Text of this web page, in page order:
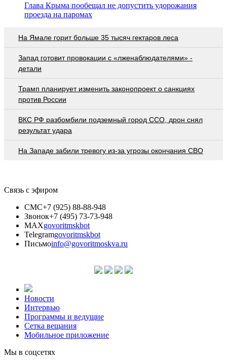
Глава Крыма пообещал не допустить удорожания
проезда на паромах
На Ямале горит больше 35 тысяч гектаров леса
Запад готовит провокации с «лженаблюдателями» -
детали
Трамп планирует изменить законопроект о санкциях
против России
ВКС РФ разбомбили подземный город ССО, дрон снял
результат удара
На Западе забили тревогу из-за угрозы окончания СВО
Связь с эфиром
СМС+7 (925) 88-88-948
Звонок+7 (495) 73-73-948
MAXgovoritmskbot
Telegramgovoritmskbot
Письмоinfo@govoritmoskva.ru
Новости
Интервью
Программы и ведущие
Сетка вещания
Мобильное приложение
Мы в соцсетях